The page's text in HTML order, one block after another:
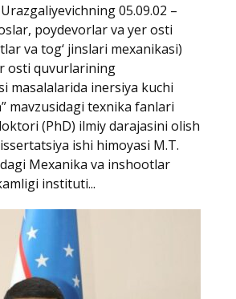
05.09.02 –
poydevorlar va yer osti
va tog‘ jinslari mexanikasi)
osti quvurlarining
masalalarida inersiya kuchi
mavzusidagi texnika fanlari
(PhD) ilmiy darajasini olish
ishi himoyasi M.T.
Mexanika va inshootlar
instituti...